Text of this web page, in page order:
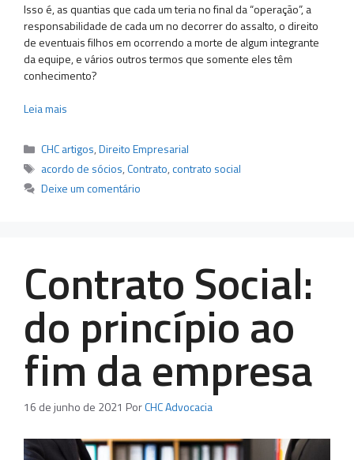
Isso é, as quantias que cada um teria no final da “operação”, a
responsabilidade de cada um no decorrer do assalto, o direito
de eventuais filhos em ocorrendo a morte de algum integrante
da equipe, e vários outros termos que somente eles têm
conhecimento?
Leia mais
Categorias
CHC artigos,Direito Empresarial
Tags
acordo de sócios,Contrato,contrato social
Deixe um comentário
Contrato Social:
do princípio ao
fim da empresa
16 de junho de 2021 PorCHC Advocacia